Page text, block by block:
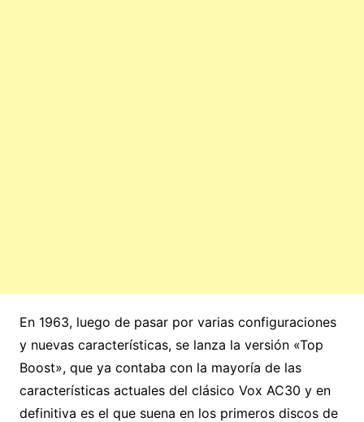
En 1963, luego de pasar por varias configuraciones
y nuevas características, se lanza la versión «Top
Boost», que ya contaba con la mayoría de las
características actuales del clásico Vox AC30 y en
definitiva es el que suena en los primeros discos de